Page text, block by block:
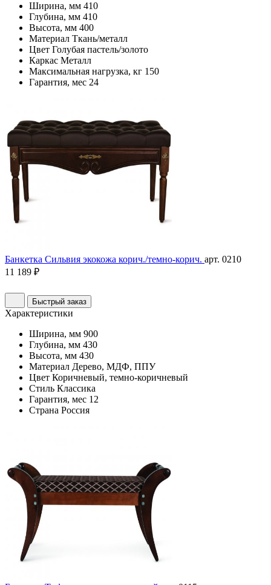
Ширина, мм 410
Глубина, мм 410
Высота, мм 400
Материал Ткань/металл
Цвет Голубая пастель/золото
Каркас Металл
Максимальная нагрузка, кг 150
Гарантия, мес 24
Банкетка Сильвия экокожа корич./темно-корич. арт. 0210
11 189 ₽
Быстрый заказ
Характеристики
Ширина, мм 900
Глубина, мм 430
Высота, мм 430
Материал Дерево, МДФ, ППУ
Цвет Коричневый, темно-коричневый
Стиль Классика
Гарантия, мес 12
Страна Россия